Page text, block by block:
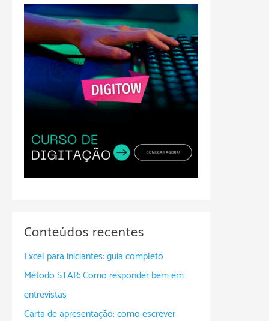
Conteúdos recentes
Excel para iniciantes: guia completo
Método STAR: Como responder bem em
entrevistas
Carta de apresentação: como escrever